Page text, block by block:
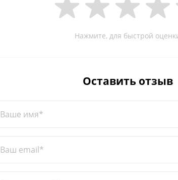
Нажмите, для быстрой
Оставить отзыв
Ваше имя*
Ваш email*